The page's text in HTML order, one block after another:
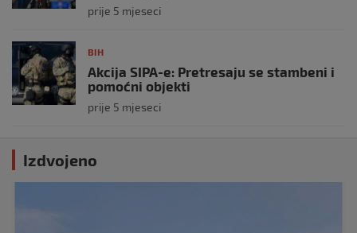
prije 5 mjeseci
BIH
Akcija SIPA-e: Pretresaju se stambeni i
pomoćni objekti
prije 5 mjeseci
Izdvojeno